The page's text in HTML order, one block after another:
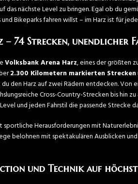
das nächste Level zu bringen. Egal ob du
Bikeparks fahren willst – im Harz ist für
74 Strecken, unendlicher
Volksbank Arena Harz, eines der größten
2.300 Kilometern markierten Strecken
du den Harz auf zwei Rädern entdecken. Von
Cross-Country-Strecken bis hin
und jeden Fahrstil die passende Strecke
Herausforderungen mit
belohnen mit spektakulären Ausblicken
und Technik auf